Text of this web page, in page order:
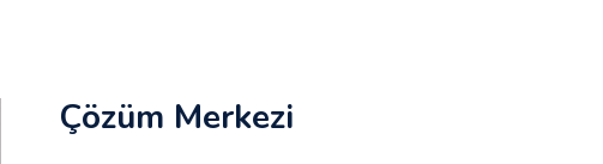
Çözüm Merkezi